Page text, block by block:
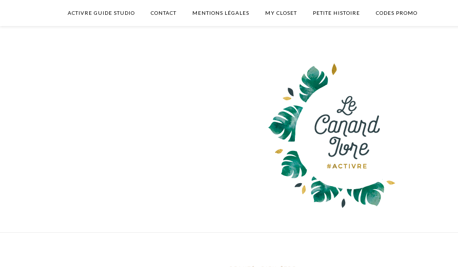
ACTIVRE GUIDE STUDIO CONTACT MENTIONS LÉGALES MY CLOSET PETITE HISTOIRE CODES PROMO